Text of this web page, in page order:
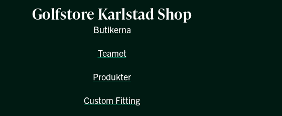
Golfstore Karlstad Shop
Butikerna
Teamet
Produkter
Custom Fitting